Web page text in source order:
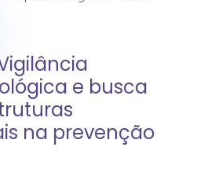
e busca
na prevenção